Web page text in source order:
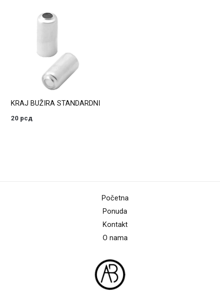
KRAJ BUŽIRA STANDARDNI
20 рсд
Početna
Ponuda
Kontakt
O nama